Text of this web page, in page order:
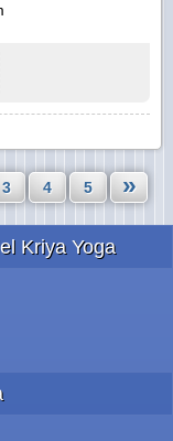
3 4 5 »
Kriya Yoga